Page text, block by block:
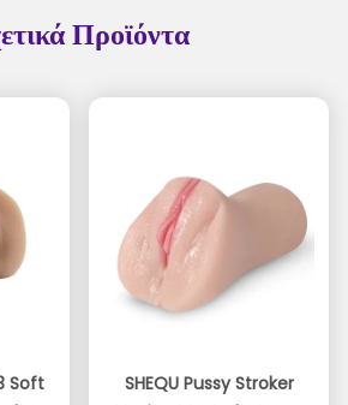
Προϊόντα
Soft
SHEQU Pussy Stroker